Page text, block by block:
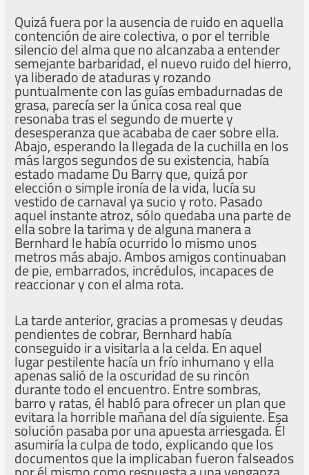
Quizá fuera por la ausencia de ruido en aquella
contención de aire colectiva, o por el terrible
silencio del alma que no alcanzaba a entender
semejante barbaridad, el nuevo ruido del hierro,
ya liberado de ataduras y rozando
puntualmente con las guías embadurnadas de
grasa, parecía ser la única cosa real que
resonaba tras el segundo de muerte y
desesperanza que acababa de caer sobre ella.
Abajo, esperando la llegada de la cuchilla en los
más largos segundos de su existencia, había
estado madame Du Barry que, quizá por
elección o simple ironía de la vida, lucía su
vestido de carnaval ya sucio y roto. Pasado
aquel instante atroz, sólo quedaba una parte de
ella sobre la tarima y de alguna manera a
Bernhard le había ocurrido lo mismo unos
metros más abajo. Ambos amigos continuaban
de pie, embarrados, incrédulos, incapaces de
reaccionar y con el alma rota.
La tarde anterior, gracias a promesas y deudas
pendientes de cobrar, Bernhard había
conseguido ir a visitarla a la celda. En aquel
lugar pestilente hacía un frío inhumano y ella
apenas salió de la oscuridad de su rincón
durante todo el encuentro. Entre sombras,
barro y ratas, él habló para ofrecer un plan que
evitara la horrible mañana del día siguiente. Esa
solución pasaba por una apuesta arriesgada. Él
asumiría la culpa de todo, explicando que los
documentos que la implicaban fueron falseados